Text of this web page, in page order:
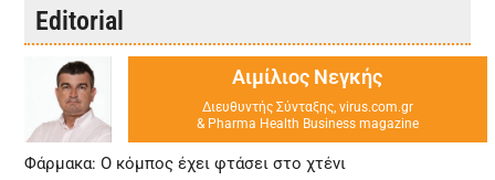
Editorial
Αιμίλιος Νεγκής
Διευθυντής Σύνταξης, virus.com.gr
& Pharma Health Business magazine
Φάρμακα: Ο κόμπος έχει φτάσει στο χτένι